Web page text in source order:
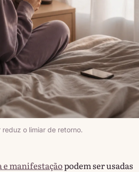
reduz o limiar de retorno.
manifestaçãopodem ser usadas